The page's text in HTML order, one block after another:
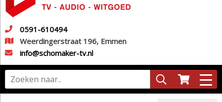
0591-610494
Weerdingerstraat 196, Emmen
info@schomaker-tv.nl